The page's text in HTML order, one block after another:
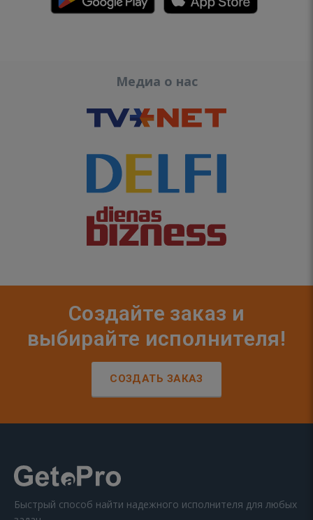
Медиа о нас
Создайте заказ и
выбирайте исполнителя!
СОЗДАТЬ ЗАКАЗ
Быстрый способ найти надежного исполнителя для любых